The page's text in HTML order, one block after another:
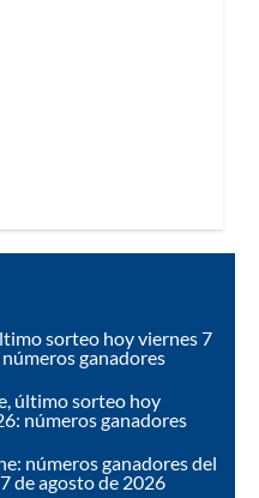
sorteo hoy viernes 7
ganadores
último sorteo hoy
números ganadores
números ganadores del
de agosto de 2026